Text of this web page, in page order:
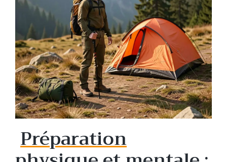
Préparation